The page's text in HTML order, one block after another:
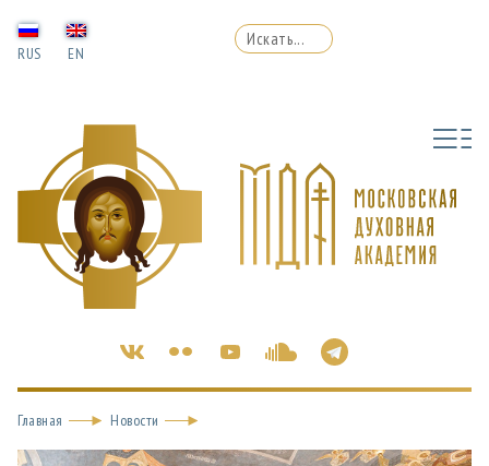
RUS EN
Главная Новости